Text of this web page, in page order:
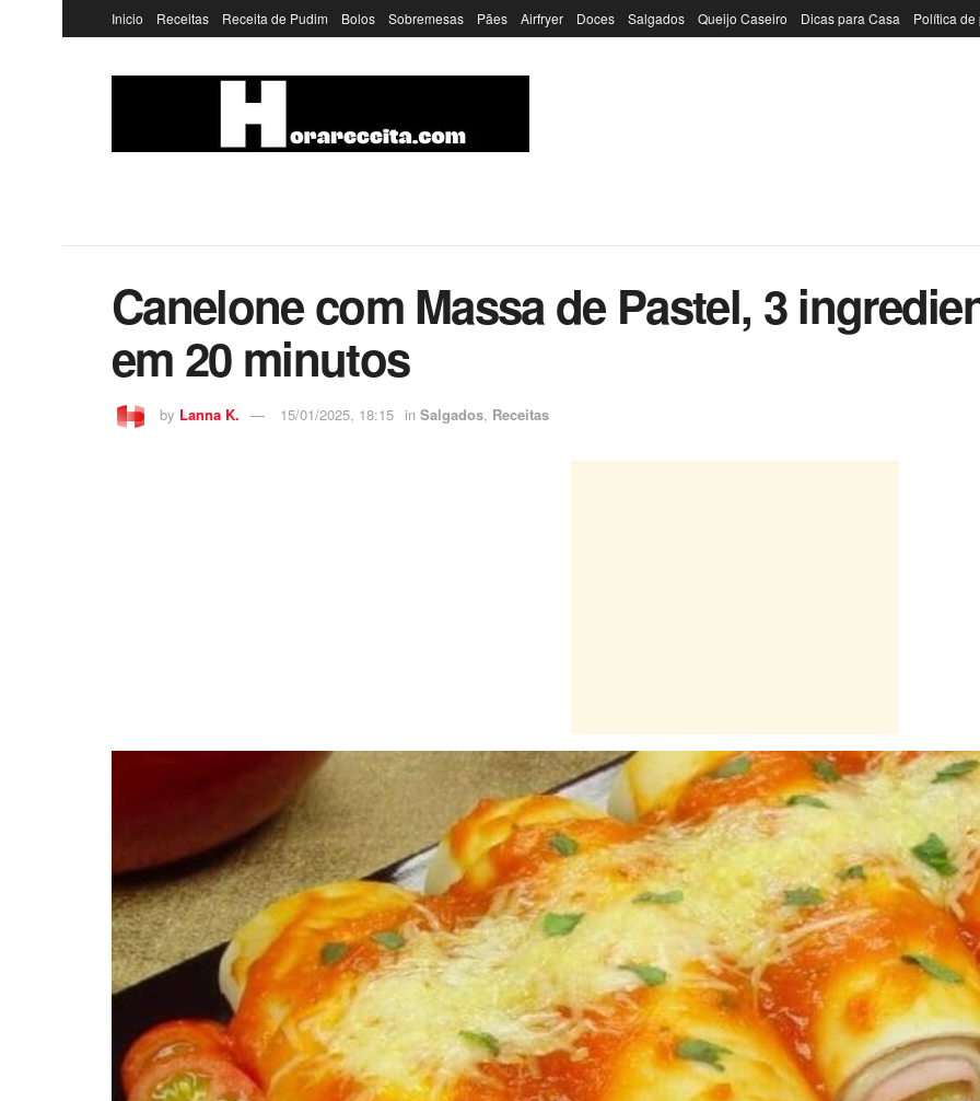
Inicio Receitas Receita de Pudim Bolos Sobremesas Pães Airfryer Doces Salgados Queijo Caseiro Dicas para Casa Política
Canelone com Massa de Pastel, 3
em 20 minutos
by Lanna K. 15/01/2025, 18:15 in Salgados, Receitas